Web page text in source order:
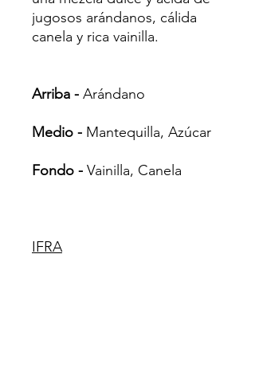
jugosos arándanos, cálida
canela y rica vainilla.
Arriba - Arándano
Medio - Mantequilla, Azúcar
Fondo - Vainilla, Canela
IFRA